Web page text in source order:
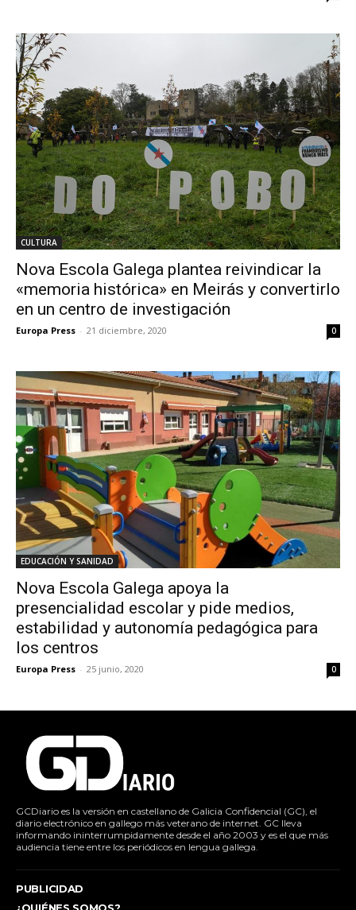
CULTURA
Nova Escola Galega plantea reivindicar la
«memoria histórica» en Meirás y convertirlo
en un centro de investigación
Europa Press - 21 diciembre, 2020 0
EDUCACIÓN Y SANIDAD
Nova Escola Galega apoya la
presencialidad escolar y pide medios,
estabilidad y autonomía pedagógica para
los centros
Europa Press - 25 junio, 2020 0
GCDiario es la versión en castellano de Galicia Confidencial (GC), el
diario electrónico en gallego más veterano de internet. GC lleva
informando ininterrumpidamente desde el año 2003 y es el que más
audiencia tiene entre los periódicos en lengua gallega.
PUBLICIDAD
¿QUIÉNES SOMOS?